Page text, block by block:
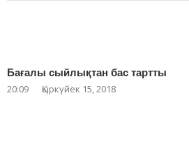
Бағалы сыйлықтан бас тартты
20:09 Қыркүйек 15, 2018